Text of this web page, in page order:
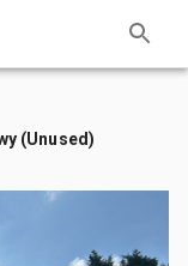
(Unused)